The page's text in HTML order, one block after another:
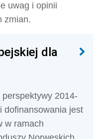
uwag i opinii
zmian.
dla
2014-
dofinansowania jest
w ramach